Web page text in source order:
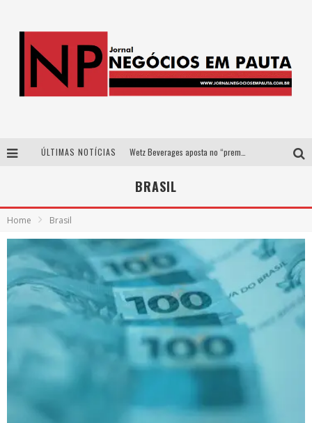
ÚLTIMAS NOTÍCIAS
Como a Cortex seduziu Google, AWS e McDonald’s com IA para o go-to-market
BRASIL
Home Brasil